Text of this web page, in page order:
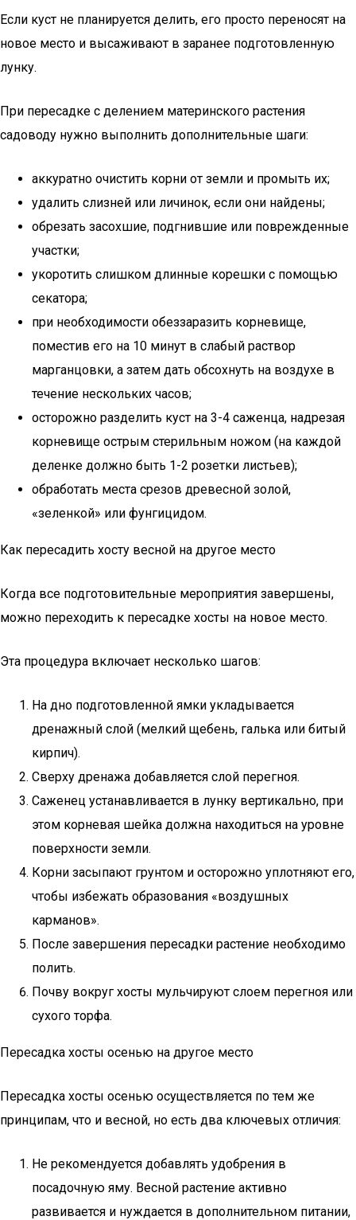
Если куст не планируется делить, его просто переносят на
новое место и высаживают в заранее подготовленную
лунку.
При пересадке с делением материнского растения
садоводу нужно выполнить дополнительные шаги:
аккуратно очистить корни от земли и промыть их;
удалить слизней или личинок, если они найдены;
обрезать засохшие, подгнившие или поврежденные
участки;
укоротить слишком длинные корешки с помощью
секатора;
при необходимости обеззаразить корневище,
поместив его на 10 минут в слабый раствор
марганцовки, а затем дать обсохнуть на воздухе в
течение нескольких часов;
осторожно разделить куст на 3-4 саженца, надрезая
корневище острым стерильным ножом (на каждой
деленке должно быть 1-2 розетки листьев);
обработать места срезов древесной золой,
«зеленкой» или фунгицидом.
Как пересадить хосту весной на другое место
Когда все подготовительные мероприятия завершены,
можно переходить к пересадке хосты на новое место.
Эта процедура включает несколько шагов:
На дно подготовленной ямки укладывается
дренажный слой (мелкий щебень, галька или битый
кирпич).
Сверху дренажа добавляется слой перегноя.
Саженец устанавливается в лунку вертикально, при
этом корневая шейка должна находиться на уровне
поверхности земли.
Корни засыпают грунтом и осторожно уплотняют его,
чтобы избежать образования «воздушных
карманов».
После завершения пересадки растение необходимо
полить.
Почву вокруг хосты мульчируют слоем перегноя или
сухого торфа.
Пересадка хосты осенью на другое место
Пересадка хосты осенью осуществляется по тем же
принципам, что и весной, но есть два ключевых отличия:
Не рекомендуется добавлять удобрения в
посадочную яму. Весной растение активно
развивается и нуждается в дополнительном питании,